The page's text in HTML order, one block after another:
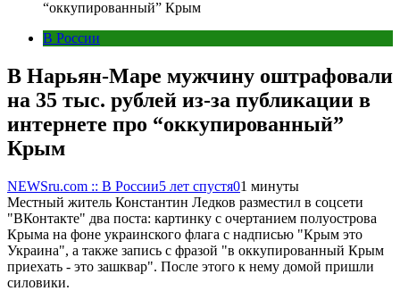
“оккупированный” Крым
В России
В Нарьян-Маре мужчину оштрафовали
на 35 тыс. рублей из-за публикации в
интернете про “оккупированный”
Крым
NEWSru.com :: В России5 лет спустя01 минуты
Местный житель Константин Ледков разместил в соцсети
"ВКонтакте" два поста: картинку с очертанием полуострова
Крыма на фоне украинского флага с надписью "Крым это
Украина", а также запись с фразой "в оккупированный Крым
приехать - это зашквар". После этого к нему домой пришли
силовики.